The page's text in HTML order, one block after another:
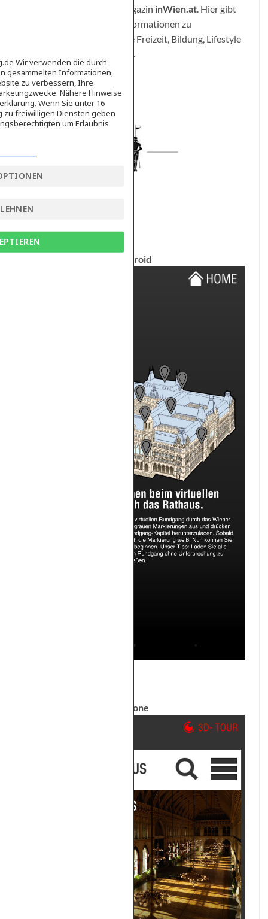
einen Link zum Online-Magazin inWien.at. Hier gibt
es weitere interessante Informationen zu
verschiedenen Themen wie Freizeit, Bildung, Lifestyle
oder Umwelt zu entdecken.
Android
iPhone
Wir verwenden die durch
gesammelten Informationen,
zu verbessern, Ihre
Nähere Hinweise
Wenn Sie unter 16
zu freiwilligen Diensten geben
um Erlaubnis